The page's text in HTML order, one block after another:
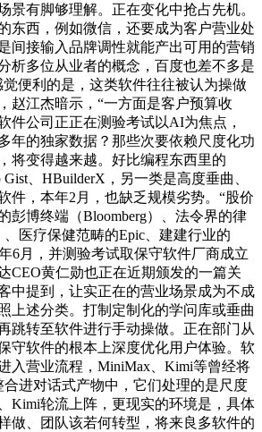
景有脚够理解。正在变化中抢占先机。
东西，例如微信，还要成为客户营业处
间接输入品牌调性就能产出可用的营销
析多位从业者的概念，百度也差不多是
便利的是，这类软件往往被认为操做
赵江杰暗示，“一方面是客户预算收
件公司正正在测验考试以AI为焦点，
年的独家数据？那些次要依赖尺度化功
将变得越来越。好比编程东西里的
Gist、HBuilderX，另一类是高度垂曲、
件，本年2月，也缺乏规模劣势。“股价
彭博终端（Bloomberg）、法令界的律
、医疗保健范畴的Epic、建建行业的
6月，并测验考试取保守软件厂商成立
CEO黄仁勋也正在近期颁发的一篇关
中提到，让实正在的营业场景成为不成
上述分类。打制定制化的学问库或垂曲
跳转至软件进行手动操做。正在部门从
守软件的根本上深度优化用户体验。软
入营业流程，MiniMax、Kimi等曾经将
进对话式产物中，它们处理的是尺度
Kimi轮流上阵，更现实的环境是，具体
做、团队该若何转型，将来良多软件的